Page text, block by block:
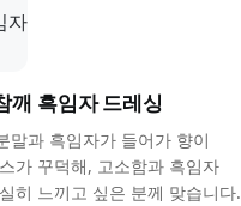
깨 흑임자 드레싱
말과 흑임자가 들어가 향이
가 꾸덕해, 고소함과 흑임자
히 느끼고 싶은 분께 맞습니다.